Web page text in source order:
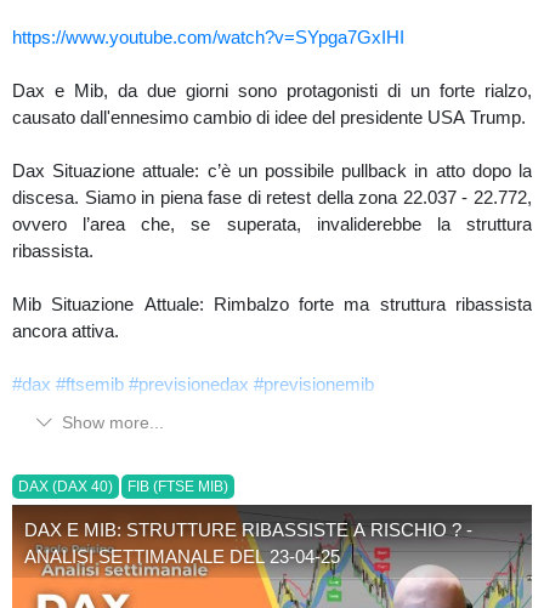
https://www.youtube.com/watch?v=SYpga7GxIHI
Dax e Mib, da due giorni sono protagonisti di un forte rialzo,
causato dall'ennesimo cambio di idee del presidente USA Trump.
Dax Situazione attuale: c’è un possibile pullback in atto dopo la
discesa. Siamo in piena fase di retest della zona 22.037 - 22.772,
ovvero l’area che, se superata, invaliderebbe la struttura
ribassista.
Mib Situazione Attuale: Rimbalzo forte ma struttura ribassista
ancora attiva.
#dax #ftsemib #previsionedax #previsionemib
Show more...
DAX (DAX 40) FIB (FTSE MIB)
DAX E MIB: STRUTTURE RIBASSISTE A RISCHIO ? -
ANALISI SETTIMANALE DEL 23-04-25